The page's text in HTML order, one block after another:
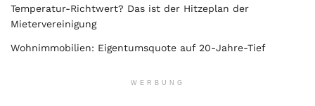
Temperatur-Richtwert? Das ist der Hitzeplan der
Mietervereinigung
Wohnimmobilien: Eigentumsquote auf 20-Jahre-Tief
WERBUNG